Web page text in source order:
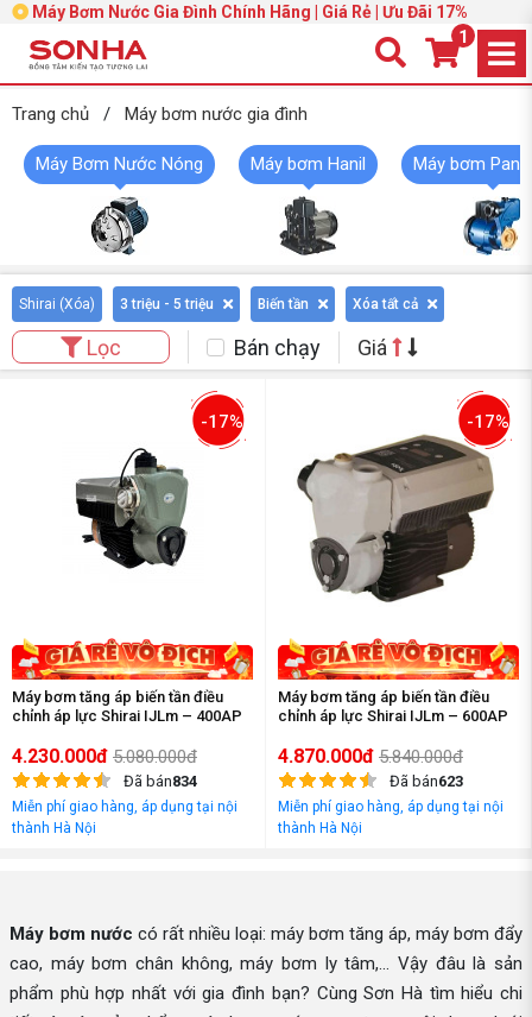
Máy Bơm Nước Gia Đình Chính Hãng | Giá Rẻ | Ưu Đãi 17%
1
Trang chủ / Máy bơm nước gia đình
Máy Bơm Nước Nóng Máy bơm Hanil Máy bơm
Shirai (Xóa) 3 triệu - 5 triệu Biến tần Xóa tất cả
Lọc Bán chạy Giá
-17%
Máy bơm tăng áp biến tần điều
chỉnh áp lực Shirai IJLm – 400AP
4.230.000đ 5.080.000đ
Đã bán834
Miễn phí giao hàng, áp dụng tại nội
thành Hà Nội
-17%
Máy bơm tăng áp biến tần điều
chỉnh áp lực Shirai IJLm – 600AP
4.870.000đ 5.840.000đ
Đã bán623
Miễn phí giao hàng, áp dụng tại nội
thành Hà Nội
Máy bơm nước có rất nhiều loại: máy bơm tăng áp, máy bơm đẩy
cao, máy bơm chân không, máy bơm ly tâm,... Vậy đâu là sản
phẩm phù hợp nhất với gia đình bạn? Cùng Sơn Hà tìm hiểu chi